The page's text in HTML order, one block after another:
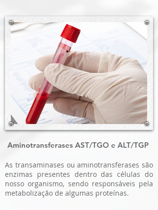
As transaminases ou aminotransferases são
enzimas presentes dentro das células do
nosso organismo, sendo responsáveis pela
metabolização de algumas proteínas.
Aminotransferases AST/TGO e ALT/TGP